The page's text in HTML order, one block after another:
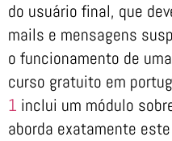
do usuário final, que
mails e mensagens
o funcionamento de
curso gratuito em
1 inclui um módulo
aborda exatamente